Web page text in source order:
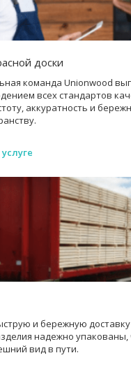
доски
команда Unionwood
всех стандартов
аккуратность и
и бережную
надежно
вид в пути.